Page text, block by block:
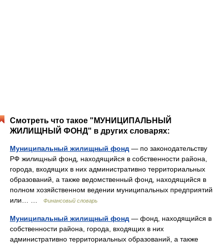
Смотреть что такое "МУНИЦИПАЛЬНЫЙ
ЖИЛИЩНЫЙ ФОНД" в других словарях:
Муниципальный жилищный фонд — по законодательству
РФ жилищный фонд, находящийся в собственности района,
города, входящих в них административно территориальных
образований, а также ведомственный фонд, находящийся в
полном хозяйственном ведении муниципальных предприятий
или… …
Финансовый словарь
Муниципальный жилищный фонд — фонд, находящийся в
собственности района, города, входящих в них
административно территориальных образований, а также